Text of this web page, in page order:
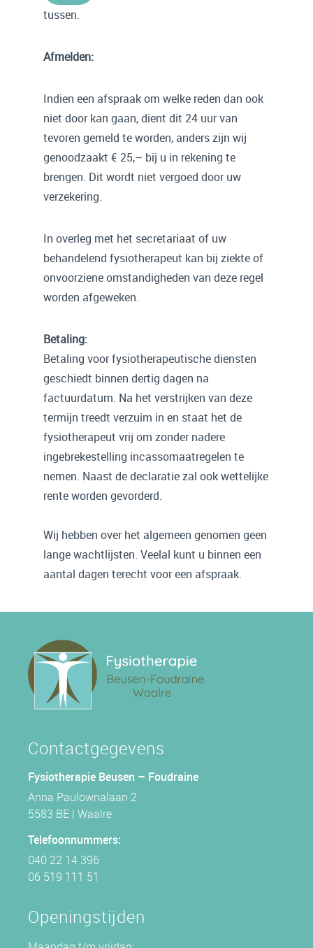
tussen.
Afmelden:
Indien een afspraak om welke reden dan ook
niet door kan gaan, dient dit 24 uur van
tevoren gemeld te worden, anders zijn wij
genoodzaakt € 25,– bij u in rekening te
brengen. Dit wordt niet vergoed door uw
verzekering.
In overleg met het secretariaat of uw
behandelend fysiotherapeut kan bij ziekte of
onvoorziene omstandigheden van deze regel
worden afgeweken.
Betaling:
Betaling voor fysiotherapeutische diensten
geschiedt binnen dertig dagen na
factuurdatum. Na het verstrijken van deze
termijn treedt verzuim in en staat het de
fysiotherapeut vrij om zonder nadere
ingebrekestelling incassomaatregelen te
nemen. Naast de declaratie zal ook wettelijke
rente worden gevorderd.
Wij hebben over het algemeen genomen geen
lange wachtlijsten. Veelal kunt u binnen een
aantal dagen terecht voor een afspraak.
Contactgegevens
Fysiotherapie Beusen – Foudraine
Anna Paulownalaan 2
5583 BE | Waalre
Telefoonnummers:
040 22 14 396
06 519 111 51
Openingstijden